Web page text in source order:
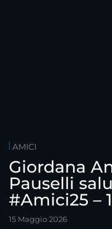
AMICI
Giordana
Pauselli
#Amici25 –
15 Maggio 2026